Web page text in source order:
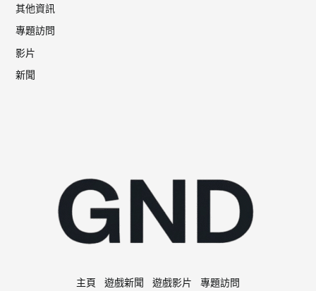
其他資訊
專題訪問
影片
新聞
主頁 遊戲新聞 遊戲影片 專題訪問